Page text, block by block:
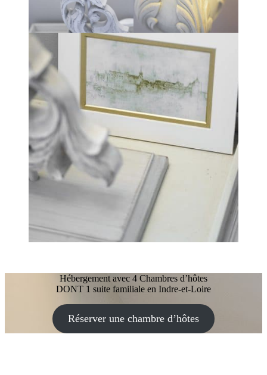
Hébergement avec 4 Chambres d’hôtes
DONT 1 suite familiale en Indre-et-Loire
Réserver une chambre d’hôtes